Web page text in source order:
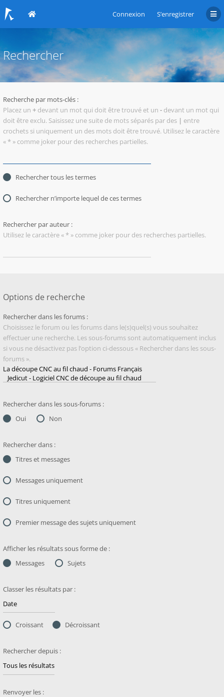
Connexion S’enregistrer
Rechercher
Recherche par mots-clés :
Placez un + devant un mot qui doit être trouvé et un - devant un mot qui
doit être exclu. Saisissez une suite de mots séparés par des | entre
crochets si uniquement un des mots doit être trouvé. Utilisez le caractère
« * » comme joker pour des recherches partielles.
Rechercher tous les termes
Rechercher n’importe lequel de ces termes
Rechercher par auteur :
Utilisez le caractère « * » comme joker pour des recherches partielles.
Options de recherche
Rechercher dans les forums :
Choisissez le forum ou les forums dans le(s)quel(s) vous souhaitez
effectuer une recherche. Les sous-forums sont automatiquement inclus
si vous ne désactivez pas l’option ci-dessous « Rechercher dans les sous-
forums ».
Rechercher dans les sous-forums :
Oui
Non
Rechercher dans :
Titres et messages
Messages uniquement
Titres uniquement
Premier message des sujets uniquement
Afficher les résultats sous forme de :
Messages
Sujets
Classer les résultats par :
Croissant Décroissant
Rechercher depuis :
Renvoyer les :